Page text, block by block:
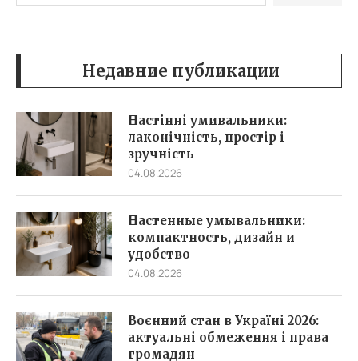
Недавние публикации
Настінні умивальники:
лаконічність, простір і
зручність
04.08.2026
Настенные умывальники:
компактность, дизайн и
удобство
04.08.2026
Воєнний стан в Україні 2026:
актуальні обмеження і права
громадян